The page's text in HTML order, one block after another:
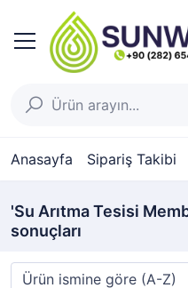
Anasayfa Sipariş Takibi
'Su Arıtma Tesisi
sonuçları